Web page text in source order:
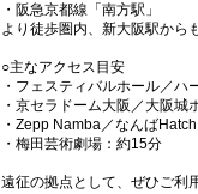
・阪急京都線「南方駅」
より徒歩圏内、新大阪駅から
○主なアクセス目安
・フェスティバルホール／ハ
・京セラドーム大阪／大阪城
・Zepp Namba／なんば
・梅田芸術劇場：約15分
遠征の拠点として、ぜひご利